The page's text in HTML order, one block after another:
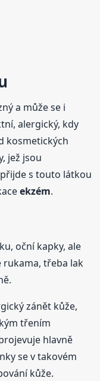
a může se i
alergický, kdy
kosmetických
jež jsou
s touto látkou
ekzém.
oční kapky, ale
rukama, třeba lak
zánět kůže,
třením
hlavně
se v takovém
kůže.